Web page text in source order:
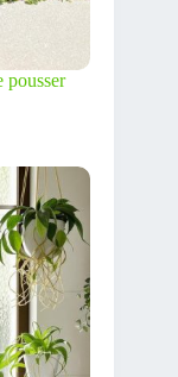
pousser